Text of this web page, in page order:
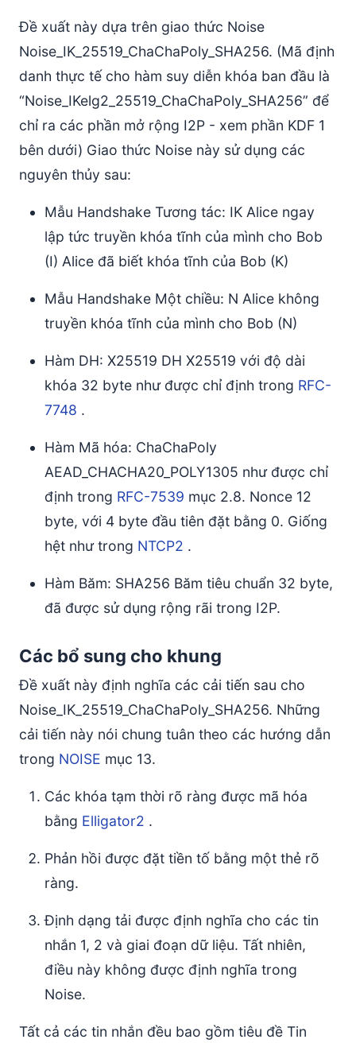
Đề xuất này dựa trên giao thức Noise
Noise_IK_25519_ChaChaPoly_SHA256. (Mã định
danh thực tế cho hàm suy diễn khóa ban đầu là
“Noise_IKelg2_25519_ChaChaPoly_SHA256” để
chỉ ra các phần mở rộng I2P - xem phần KDF 1
bên dưới) Giao thức Noise này sử dụng các
nguyên thủy sau:
Mẫu Handshake Tương tác: IK Alice ngay
lập tức truyền khóa tĩnh của mình cho Bob
(I) Alice đã biết khóa tĩnh của Bob (K)
Mẫu Handshake Một chiều: N Alice không
truyền khóa tĩnh của mình cho Bob (N)
Hàm DH: X25519 DH X25519 với độ dài
khóa 32 byte như được chỉ định trong RFC-
7748 .
Hàm Mã hóa: ChaChaPoly
AEAD_CHACHA20_POLY1305 như được chỉ
định trong RFC-7539 mục 2.8. Nonce 12
byte, với 4 byte đầu tiên đặt bằng 0. Giống
hệt như trong NTCP2 .
Hàm Băm: SHA256 Băm tiêu chuẩn 32 byte,
đã được sử dụng rộng rãi trong I2P.
Các bổ sung cho khung
Đề xuất này định nghĩa các cải tiến sau cho
Noise_IK_25519_ChaChaPoly_SHA256. Những
cải tiến này nói chung tuân theo các hướng dẫn
trong NOISE mục 13.
Các khóa tạm thời rõ ràng được mã hóa
bằng Elligator2 .
Phản hồi được đặt tiền tố bằng một thẻ rõ
ràng.
Định dạng tải được định nghĩa cho các tin
nhắn 1, 2 và giai đoạn dữ liệu. Tất nhiên,
điều này không được định nghĩa trong
Noise.
Tất cả các tin nhắn đều bao gồm tiêu đề Tin